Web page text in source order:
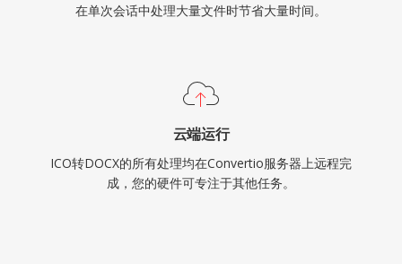
在单次会话中处理大量文件时节省大量时间。
云端运行
ICO转DOCX的所有处理均在Convertio服务器上远程完
成，您的硬件可专注于其他任务。